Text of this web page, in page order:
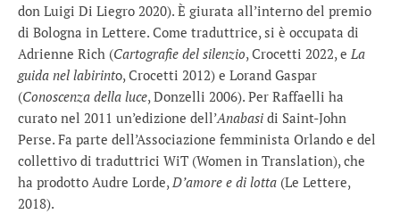
don Luigi Di Liegro 2020). È giurata all’interno del premio
di Bologna in Lettere. Come traduttrice, si è occupata di
Adrienne Rich (Cartografie del silenzio, Crocetti 2022, e La
guida nel labirinto, Crocetti 2012) e Lorand Gaspar
(Conoscenza della luce, Donzelli 2006). Per Raffaelli ha
curato nel 2011 un’edizione dell’Anabasi di Saint-John
Perse. Fa parte dell’Associazione femminista Orlando e del
collettivo di traduttrici WiT (Women in Translation), che
ha prodotto Audre Lorde,D’amore e di lotta (Le Lettere,
2018).